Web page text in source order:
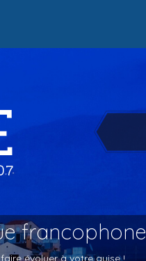
francophone
évoluer à votre guise !